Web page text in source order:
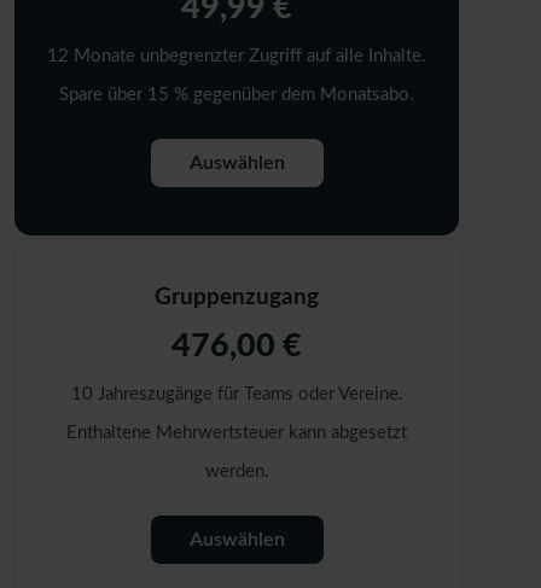
49,99 €
12 Monate unbegrenzter Zugriff auf alle Inhalte.
Spare über 15 % gegenüber dem Monatsabo.
Auswählen
Gruppenzugang
476,00 €
10 Jahreszugänge für Teams oder Vereine.
Enthaltene Mehrwertsteuer kann abgesetzt
werden.
Auswählen